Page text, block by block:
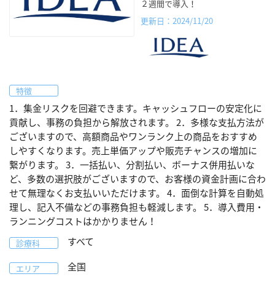
２週間で導入！
更新日：2024/11/20
特徴
1．集金リスクを回避できます。キャッシュフローの安定化に
貢献し、事務の負担から解放されます。 2．多様な支払方法が
ございますので、高額商品やワンランク上の商品をおすすめ
しやすくなります。売上単価アップや販売チャンスの増加に
繋がります。 3．一括払い、分割払い、ボーナス併用払いな
ど、多数の選択肢がございますので、お客様の資金計画に合わ
せて無理なくお支払いいただけます。 4．面倒な計算を自動処
理し、記入不備などの事務負担も軽減します。 5．導入費用・
ランニングコストはかかりません！
診療科 すべて
エリア 全国